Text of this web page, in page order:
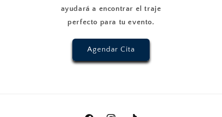
ayudará a encontrar el traje
perfecto para tu evento.
Agendar Cita